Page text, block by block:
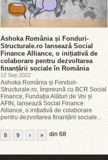
Ashoka România și Fonduri-
Structurale.ro lansează Social
Finance Alliance, o inițiativă de
colaborare pentru dezvoltarea
finanțării sociale în România
12 Sep 2022
Ashoka România și Fonduri-
Structurale.ro, împreună cu BCR Social
Finance, Fundația Alături de Voi și
AFIN, lansează Social Finance
Alliance, o inițiativă de colaborare
pentru dezvoltarea finanțării sociale...
8 9 din 68
› »